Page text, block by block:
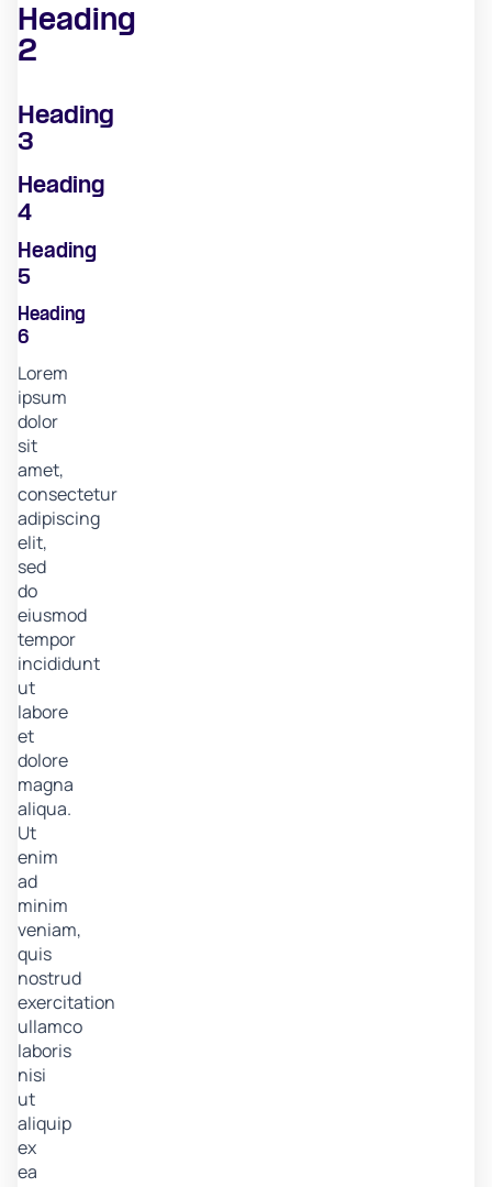
Heading
2
Heading
3
Heading
4
Heading
5
Heading
6
Lorem
ipsum
dolor
sit
amet,
consectetur
adipiscing
elit,
sed
do
eiusmod
tempor
incididunt
ut
labore
et
dolore
magna
aliqua.
Ut
enim
ad
minim
veniam,
quis
nostrud
exercitation
ullamco
laboris
nisi
ut
aliquip
ex
ea